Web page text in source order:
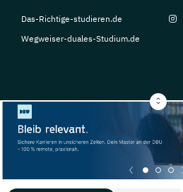
Das-Richtige-studieren.de
Wegweiser-duales-Studium.de
© Copyright 2026, TarGroup Media GmbH
Impressum
Über
Datenschutzerklärung